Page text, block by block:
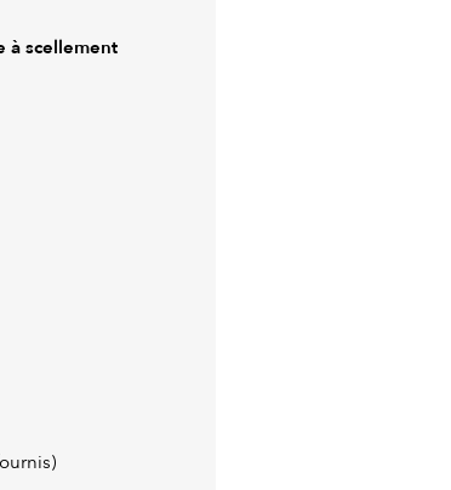
à scellement